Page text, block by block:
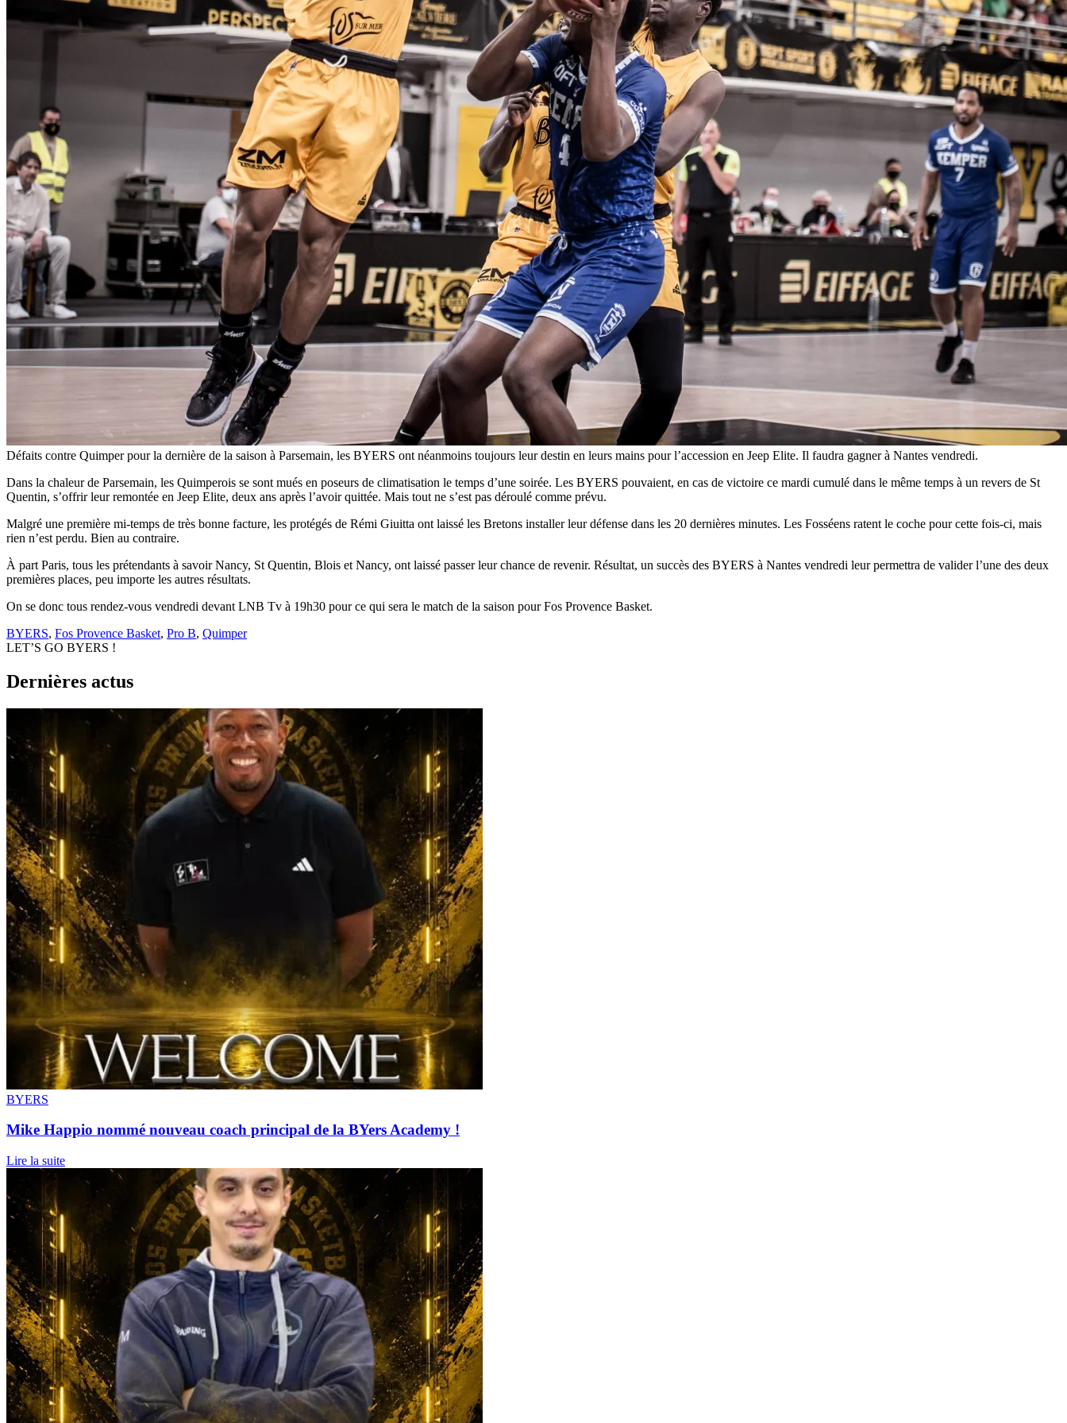
Défaits contre Quimper pour la dernière de la saison à Parsemain, les BYERS ont néanmoins toujours leur destin en leurs mains pour l’accession en Jeep Elite. Il faudra gagner à Nantes vendredi.
Dans la chaleur de Parsemain, les Quimperois se sont mués en poseurs de climatisation le temps d’une soirée. Les BYERS pouvaient, en cas de victoire ce mardi cumulé dans le même temps à un revers de St
Quentin, s’offrir leur remontée en Jeep Elite, deux ans après l’avoir quittée. Mais tout ne s’est pas déroulé comme prévu.
Malgré une première mi-temps de très bonne facture, les protégés de Rémi Giuitta ont laissé les Bretons installer leur défense dans les 20 dernières minutes. Les Fosséens ratent le coche pour cette fois-ci, mais
rien n’est perdu. Bien au contraire.
À part Paris, tous les prétendants à savoir Nancy, St Quentin, Blois et Nancy, ont laissé passer leur chance de revenir. Résultat, un succès des BYERS à Nantes vendredi leur permettra de valider l’une des deux
premières places, peu importe les autres résultats.
On se donc tous rendez-vous vendredi devant LNB Tv à 19h30 pour ce qui sera le match de la saison pour Fos Provence Basket.
BYERS, Fos Provence Basket, Pro B, Quimper
LET’S GO BYERS !
Dernières actus
BYERS
Mike Happio nommé nouveau coach principal de la BYers Academy !
Lire la suite